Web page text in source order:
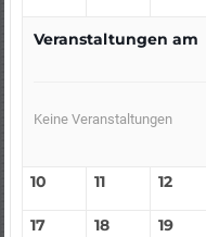
Veranstaltungen am
Keine Veranstaltungen
10 11 12
17 18 19